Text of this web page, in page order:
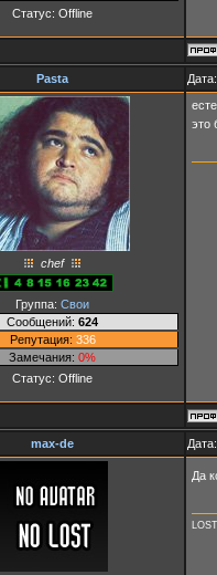
Статус: Offline
Pasta
chef
Группа: Свои
Сообщений: 624
Репутация: 336
Замечания: 0%
Статус: Offline
это
max-de
Да